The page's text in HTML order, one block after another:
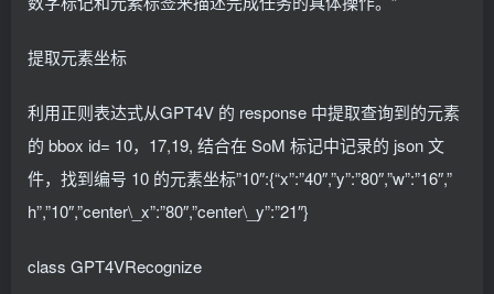
提取元素坐标
利用正则表达式从GPT4V 的 response 中提取查询到的元素
的 bbox id= 10，17,19, 结合在 SoM 标记中记录的 json 文
件，找到编号 10 的元素坐标”10″:{“x”:”40″,”y”:”80″,”w”:”16″,”
h”,”10″,”center\_x”:”80″,”center\_y”:”21″}
class GPT4VRecognize